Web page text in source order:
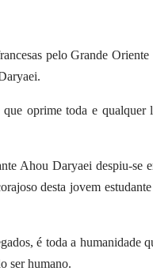
pelo Grande Oriente
oprime toda e qualquer
Ahou Daryaei despiu-se
desta jovem
é toda a humanidade
ser humano.